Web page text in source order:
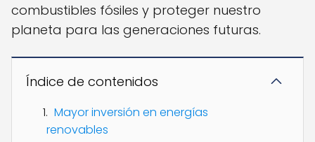
combustibles fósiles y proteger nuestro
planeta para las generaciones futuras.
Índice de contenidos
Mayor inversión en energías
renovables